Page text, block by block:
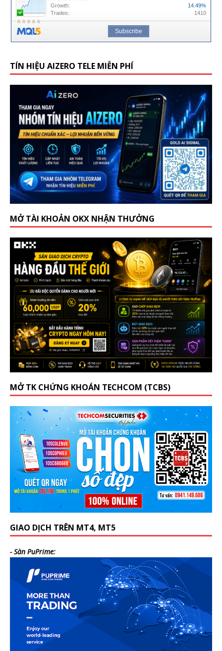
TÍN HIỆU AIZERO TELE MIỄN PHÍ
MỞ TÀI KHOẢN OKX NHẬN THƯỞNG
MỞ TK CHỨNG KHOÁN TECHCOM (TCBS)
GIAO DỊCH TRÊN MT4, MT5
- Sàn PuPrime: